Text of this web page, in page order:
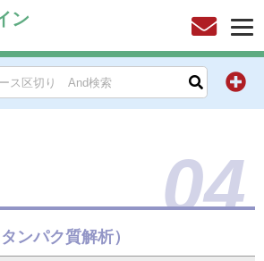
ン
04
ンパク質解析）
覧